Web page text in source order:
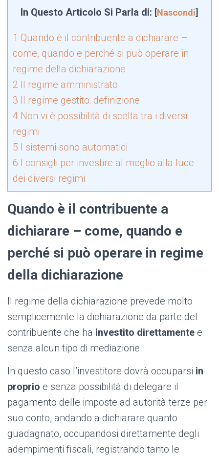
In Questo Articolo Si Parla di: [Nascondi]
1 Quando è il contribuente a dichiarare –
come, quando e perché si può operare in
regime della dichiarazione
2 Il regime amministrato
3 Il regime gestito: definizione
4 Non vi è possibilità di scelta tra i diversi
regimi
5 I sistemi sono automatici
6 I consigli per investire al meglio alla luce
dei diversi regimi
Quando è il contribuente a
dichiarare – come, quando e
perché si può operare in regime
della dichiarazione
Il regime della dichiarazione prevede molto
semplicemente la dichiarazione da parte del
contribuente che ha investito direttamente e
senza alcun tipo di mediazione.
In questo caso l’investitore dovrà occuparsi in
proprio e senza possibilità di delegare il
pagamento delle imposte ad autorità terze per
suo conto, andando a dichiarare quanto
guadagnato, occupandosi direttamente degli
adempimenti fiscali, registrando tanto le